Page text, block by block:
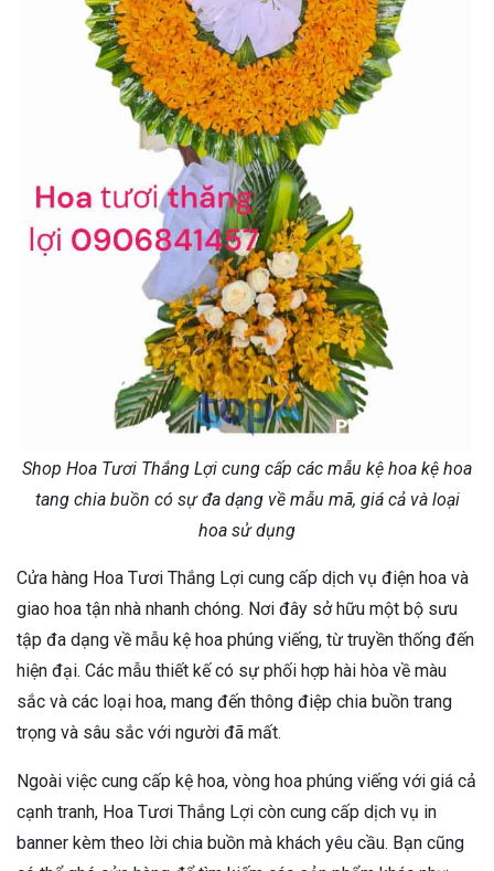
Shop Hoa Tươi Thắng Lợi cung cấp các mẫu kệ hoa kệ hoa
tang chia buồn có sự đa dạng về mẫu mã, giá cả và loại
hoa sử dụng
Cửa hàng Hoa Tươi Thắng Lợi cung cấp dịch vụ điện hoa và
giao hoa tận nhà nhanh chóng. Nơi đây sở hữu một bộ sưu
tập đa dạng về mẫu kệ hoa phúng viếng, từ truyền thống đến
hiện đại. Các mẫu thiết kế có sự phối hợp hài hòa về màu
sắc và các loại hoa, mang đến thông điệp chia buồn trang
trọng và sâu sắc với người đã mất.
Ngoài việc cung cấp kệ hoa, vòng hoa phúng viếng với giá cả
cạnh tranh, Hoa Tươi Thắng Lợi còn cung cấp dịch vụ in
banner kèm theo lời chia buồn mà khách yêu cầu. Bạn cũng